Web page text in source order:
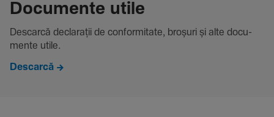
Docu­mente utile
Descarcă decla­rații de conformitate, broșuri și alte docu­
mente utile.
Descarcă